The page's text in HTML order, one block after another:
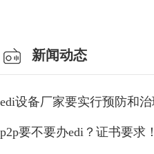
新闻动态
edi设备厂家要实行预防和
p2p要不要办edi？证书要求！